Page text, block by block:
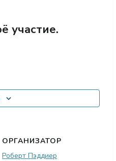
участие.
ОРГАНИЗАТОР
Роберт Пэддиер